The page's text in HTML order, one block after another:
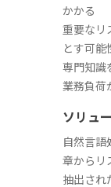
かかる
重要なリ
とす可能
専門知識
業務負荷
ソリュ
自然言語
章からリ
抽出され